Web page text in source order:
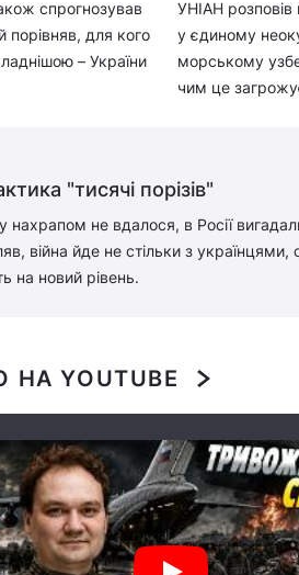
спрогнозував
порівняв, для кого
– України
УНІАН розповів
у єдиному
морському
чим це
"тисячі порізів"
нахрапом не вдалося, в Росії
війна йде не стільки з українцями,
на новий рівень.
YOUTUBE